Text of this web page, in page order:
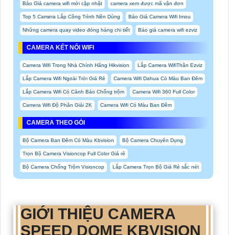
Báo Giá camera wifi mới cập nhật camera xem được mã vận đơn
Top 5 Camera Lắp Công Trình Nên Dùng Báo Giá Camera Wifi Imou
Những camera quay video đóng hàng chi tiết Báo giá camera wifi ezviz
CAMERA KẾT NỐI WIFI
Camera Wifi Trong Nhà Chính Hãng Hikvision Lắp Camera WifiThân Ezviz
Lắp Camera Wifi Ngoài Trời Giá Rẻ Camera Wifi Dahua Có Màu Ban Đêm
Lắp Camera Wifi Có Cảnh Báo Chống trộm Camera Wifi 360 Full Color
Camera Wifi Độ Phân Giải 2K Camera Wifi Có Màu Ban Đêm
CAMERA THEO GÓI
Bộ Camera Ban Đêm Có Màu Kbvision Bộ Camera Chuyên Dụng
Trọn Bộ Camera Visioncop Full Color Giá rẻ
Bộ Camera Chống Trộm Visioncop Lắp Camera Trọn Bộ Giá Rẻ sắc nét
GIỚI THIỆU CAMERA
SPEED DOME KBVISION